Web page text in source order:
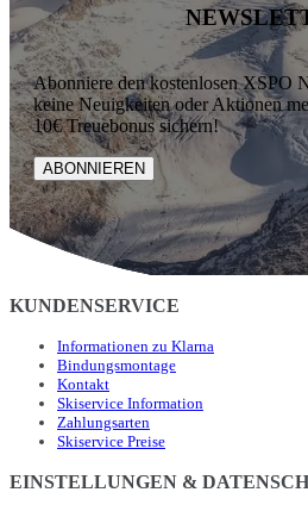
Abonniere den kostenlosen XSPO
keine Neuigkeiten oder Aktionen
10€ Treuebonus sichern!
ABONNIEREN
KUNDENSERVICE
Informationen zu Klarna
Bindungsmontage
Kontakt
Skiservice Information
Zahlungsarten
Skiservice Preise
EINSTELLUNGEN &